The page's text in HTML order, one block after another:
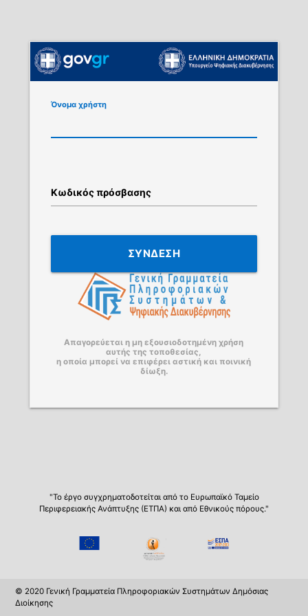
Όνομα χρήστη
Κωδικός πρόσβασης
ΣΥΝΔΕΣΗ
Απαγορεύεται η μη εξουσιοδοτημένη χρήση
αυτής της τοποθεσίας,
η οποία μπορεί να επιφέρει αστική και ποινική
δίωξη.
"Το έργο συγχρηματοδοτείται από το Ευρωπαϊκό Ταμείο
Περιφερειακής Ανάπτυξης (ΕΤΠΑ) και από Εθνικούς πόρους."
© 2020 Γενική Γραμματεία Πληροφοριακών Συστημάτων Δημόσιας
Διοίκησης